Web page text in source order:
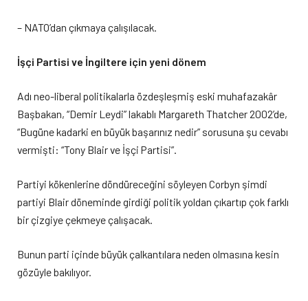
– NATO’dan çıkmaya çalışılacak.
İşçi Partisi ve İngiltere için yeni dönem
Adı neo-liberal politikalarla özdeşleşmiş eski muhafazakâr
Başbakan, “Demir Leydi” lakablı Margareth Thatcher 2002’de,
“Bugüne kadarki en büyük başarınız nedir” sorusuna şu cevabı
vermişti: “Tony Blair ve İşçi Partisi”.
Partiyi kökenlerine döndüreceğini söyleyen Corbyn şimdi
partiyi Blair döneminde girdiği politik yoldan çıkartıp çok farklı
bir çizgiye çekmeye çalışacak.
Bunun parti içinde büyük çalkantılara neden olmasına kesin
gözüyle bakılıyor.